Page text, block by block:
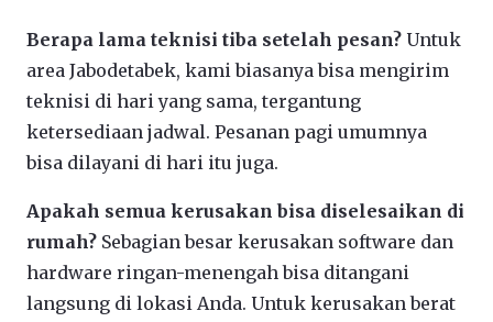
Berapa lama teknisi tiba setelah pesan? Untuk
area Jabodetabek, kami biasanya bisa mengirim
teknisi di hari yang sama, tergantung
ketersediaan jadwal. Pesanan pagi umumnya
bisa dilayani di hari itu juga.
Apakah semua kerusakan bisa diselesaikan di
rumah? Sebagian besar kerusakan software dan
hardware ringan-menengah bisa ditangani
langsung di lokasi Anda. Untuk kerusakan berat